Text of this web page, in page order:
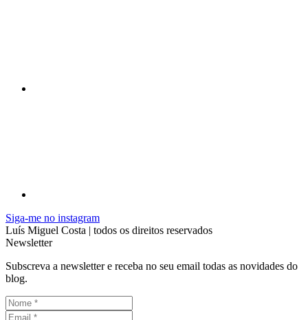
Siga-me no instagram
Luís Miguel Costa | todos os direitos reservados
Newsletter
Subscreva a newsletter e receba no seu email todas as novidades do
blog.